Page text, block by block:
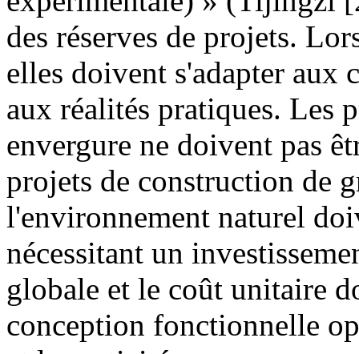
des réserves de projets.
elles doivent s'adapter aux
aux réalités pratiques. Les
envergure ne doivent pas
projets de construction de
l'environnement naturel
nécessitant un
globale et le coût unitaire
conception fonctionnelle